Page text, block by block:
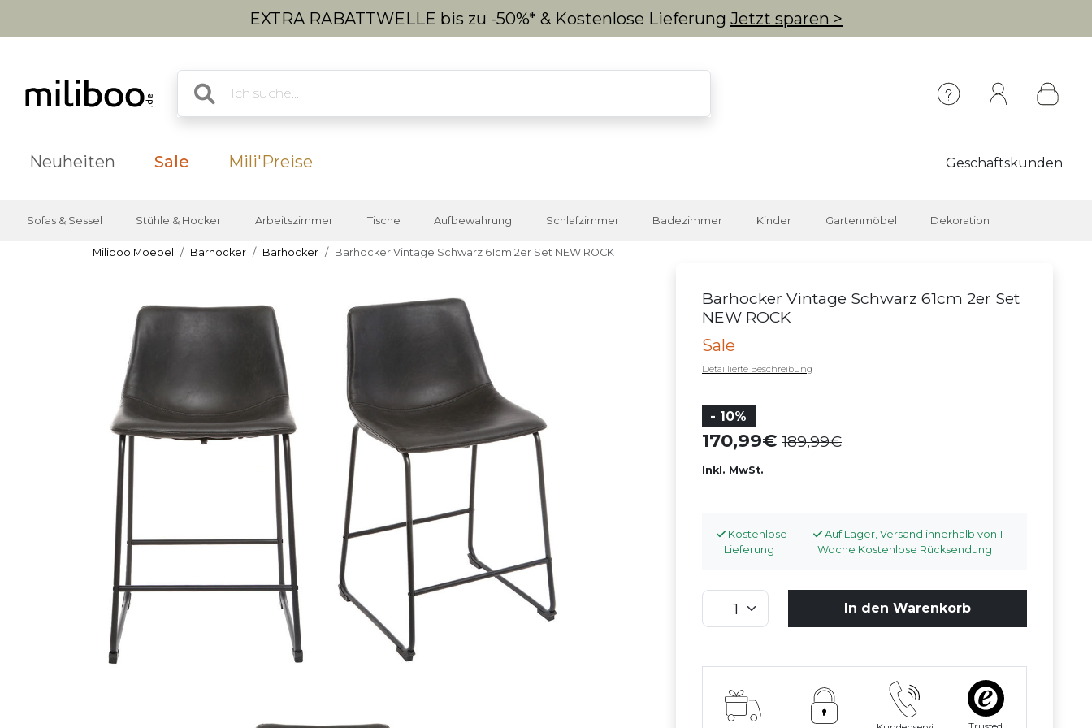
EXTRA RABATTWELLE bis zu -50%* & Kostenlose Lieferung Jetzt sparen >
Neuheiten Sale Mili'Preise Geschäftskunden
Sofas & Sessel Stühle & Hocker Arbeitszimmer Tische Aufbewahrung Schlafzimmer Badezimmer Kinder Gartenmöbel Dekoration
Miliboo Moebel Barhocker Barhocker Barhocker Vintage Schwarz 61cm 2er Set NEW ROCK
Barhocker Vintage Schwarz 61cm 2er Set
NEW ROCK
Sale
Detaillierte Beschreibung
- 10%
170,99 189,99
Inkl. MwSt.
Kostenlose
Lieferung
Auf Lager, Versand innerhalb von 1
Woche Kostenlose Rücksendung
In den Warenkorb